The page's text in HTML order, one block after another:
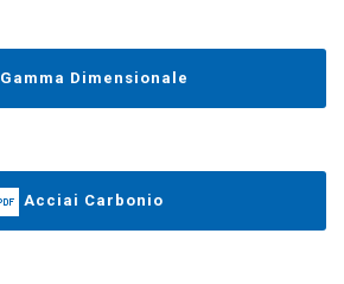
Gamma Dimensionale
Acciai Carbonio